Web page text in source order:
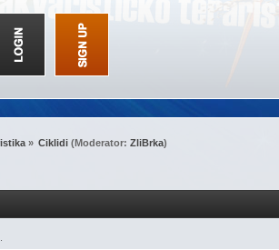
» Ciklidi (Moderator:ZliBrka)